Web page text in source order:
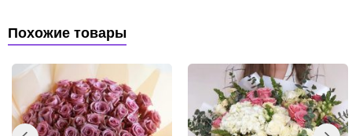
Похожие товары